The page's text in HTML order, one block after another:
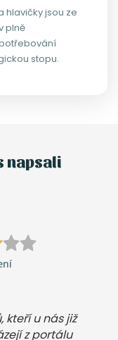
hlavičky jsou ze
plně
stopu.
napsali
kteří u nás již
z portálu